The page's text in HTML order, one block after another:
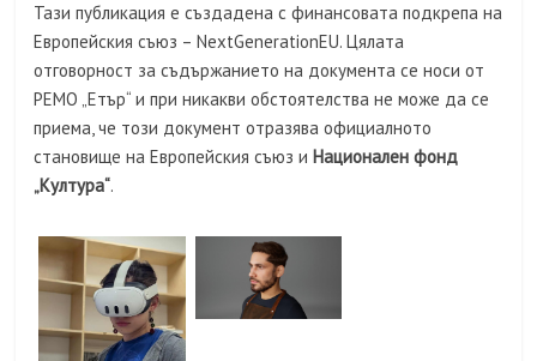
Тази публикация е създадена с финансовата подкрепа на
Европейския съюз – NextGenerationEU. Цялата
отговорност за съдържанието на документа се носи от
РЕМО „Етър“ и при никакви обстоятелства не може да се
приема, че този документ отразява официалното
становище на Европейския съюз и Национален фонд
„Култура“.